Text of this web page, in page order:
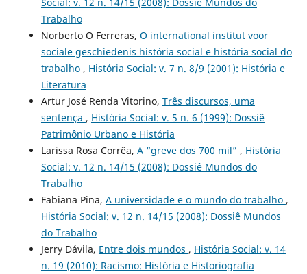
Trabalho
Norberto O Ferreras, O international institut voor
sociale geschiedenis história social e história social do
trabalho , História Social: v. 7 n. 8/9 (2001): História e
Literatura
Artur José Renda Vitorino, Três discursos, uma
sentença , História Social: v. 5 n. 6 (1999): Dossiê
Patrimônio Urbano e História
Larissa Rosa Corrêa, A “greve dos 700 mil” , História
Social: v. 12 n. 14/15 (2008): Dossiê Mundos do
Trabalho
Fabiana Pina, A universidade e o mundo do trabalho ,
História Social: v. 12 n. 14/15 (2008): Dossiê Mundos
do Trabalho
Jerry Dávila, Entre dois mundos , História Social: v. 14
n. 19 (2010): Racismo: História e Historiografia